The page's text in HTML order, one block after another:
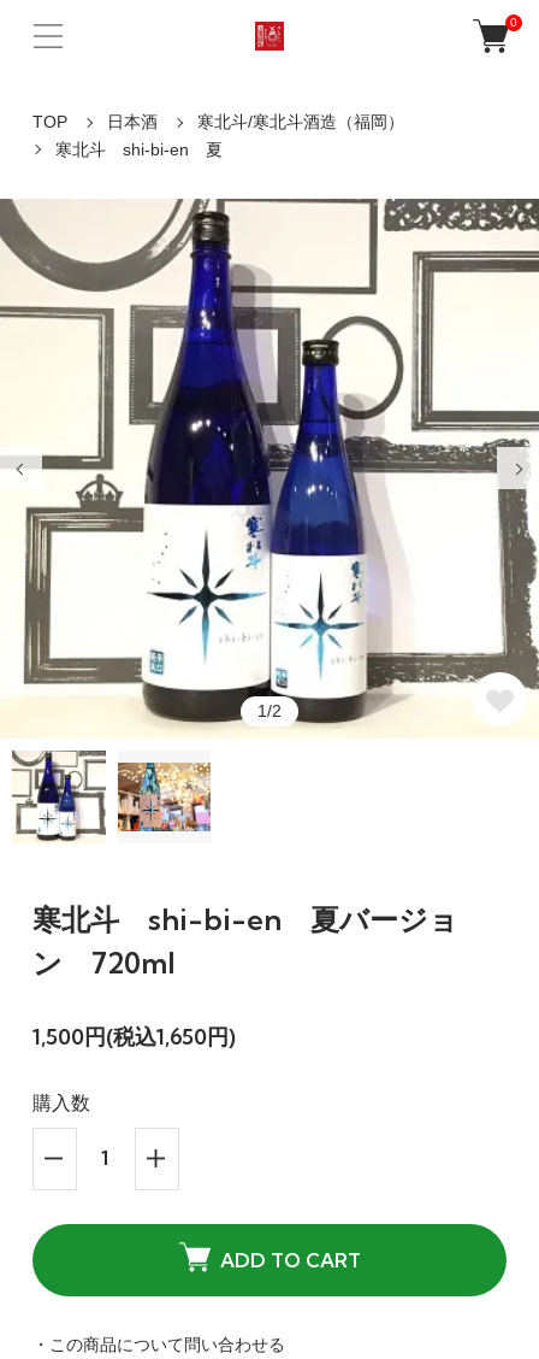
0
TOP 日本酒
寒北斗/寒北斗酒造（福岡）
寒北斗 shi-bi-en 夏
1/2
寒北斗 shi-bi-en 夏バージョ
ン 720ml
1,500円(税込1,650円)
購入数
ADD TO CART
・この商品について問い合わせる